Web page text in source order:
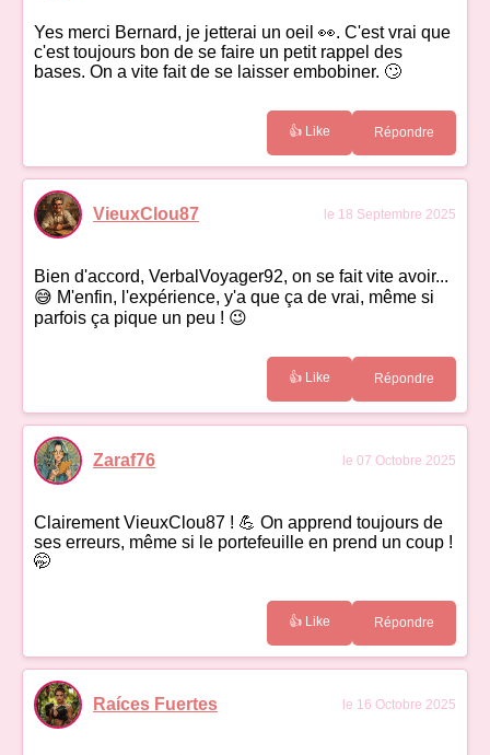
Yes merci Bernard, je jetterai un oeil 👀. C'est vrai que
c'est toujours bon de se faire un petit rappel des
bases. On a vite fait de se laisser embobiner. 🙄
👍 Like Répondre
VieuxClou87 le 18 Septembre 2025
Bien d'accord, VerbalVoyager92, on se fait vite avoir...
😅 M'enfin, l'expérience, y'a que ça de vrai, même si
parfois ça pique un peu ! 😉
👍 Like Répondre
Zaraf76 le 07 Octobre 2025
Clairement VieuxClou87 ! 💪 On apprend toujours de
ses erreurs, même si le portefeuille en prend un coup !
🤭
👍 Like Répondre
Raíces Fuertes le 16 Octobre 2025